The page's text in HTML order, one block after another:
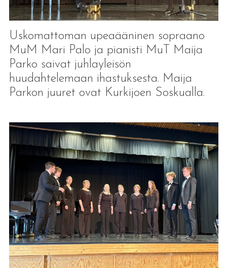
Uskomattoman upeaääninen sopraano
MuM Mari Palo ja pianisti MuT Maija
Parko saivat juhlayleisön
huudahtelemaan ihastuksesta. Maija
Parkon juuret ovat Kurkijoen Soskualla.